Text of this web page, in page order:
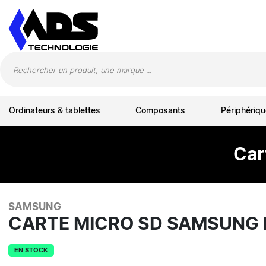
Ordinateurs & tablettes Composants
SAMSUNG
CARTE MICRO SD
EN STOCK